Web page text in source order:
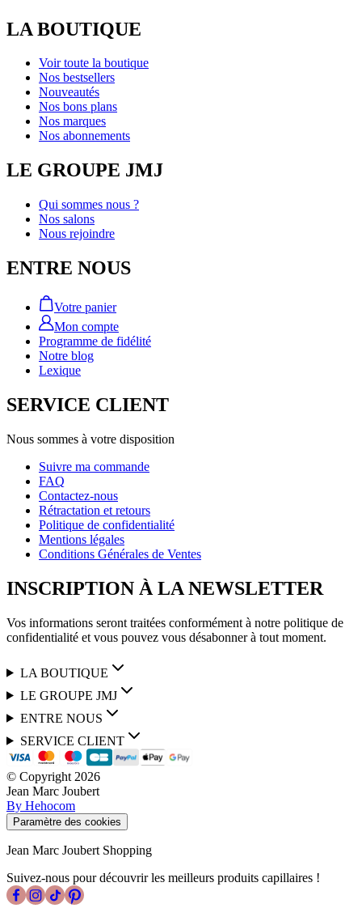
LA BOUTIQUE
Voir toute la boutique
Nos bestsellers
Nouveautés
Nos bons plans
Nos marques
Nos abonnements
LE GROUPE JMJ
Qui sommes nous ?
Nos salons
Nous rejoindre
ENTRE NOUS
Votre panier
Mon compte
Programme de fidélité
Notre blog
Lexique
SERVICE CLIENT
Nous sommes à votre disposition
Suivre ma commande
FAQ
Contactez-nous
Rétractation et retours
Politique de confidentialité
Mentions légales
Conditions Générales de Ventes
INSCRIPTION À LA NEWSLETTER
Vos informations seront traitées conformément à notre politique de
confidentialité et vous pouvez vous désabonner à tout moment.
LA BOUTIQUE
LE GROUPE JMJ
ENTRE NOUS
SERVICE CLIENT
© Copyright 2026
Jean Marc Joubert
By Hehocom
Paramètre des cookies
Jean Marc Joubert Shopping
Suivez-nous pour découvrir les meilleurs produits capillaires !